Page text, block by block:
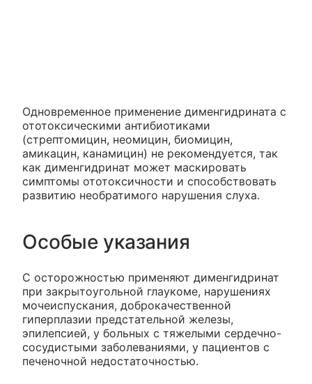
Одновременное применение дименгидрината с
ототоксическими антибиотиками
(стрептомицин, неомицин, биомицин,
амикацин, канамицин) не рекомендуется, так
как дименгидринат может маскировать
симптомы ототоксичности и способствовать
развитию необратимого нарушения слуха.
Особые указания
С осторожностью применяют дименгидринат
при закрытоугольной глаукоме, нарушениях
мочеиспускания, доброкачественной
гиперплазии предстательной железы,
эпилепсией, у больных с тяжелыми сердечно-
сосудистыми заболеваниями, у пациентов с
печеночной недостаточностью.